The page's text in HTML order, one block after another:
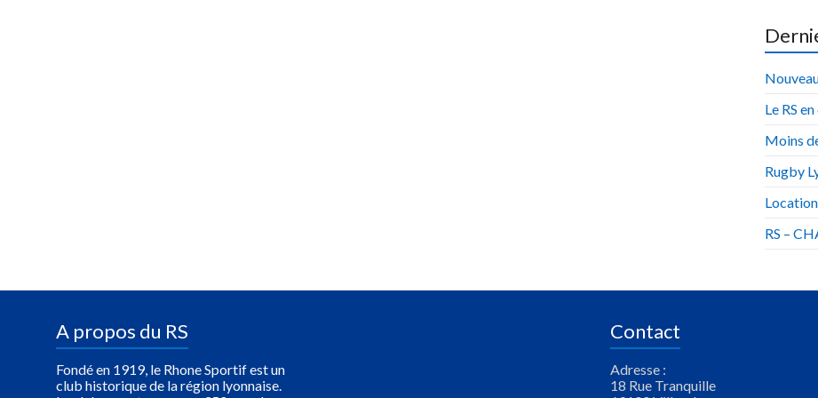
Le RS
Moins
Rugby
RS –
A propos du RS
Fondé en 1919, le Rhone Sportif est un
club historique de la région lyonnaise.
Contact
Adresse :
18 Rue Tranquille